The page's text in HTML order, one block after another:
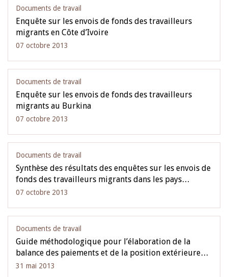
Documents de travail
Enquête sur les envois de fonds des travailleurs
migrants en Côte d’Ivoire
07 octobre 2013
Documents de travail
Enquête sur les envois de fonds des travailleurs
migrants au Burkina
07 octobre 2013
Documents de travail
Synthèse des résultats des enquêtes sur les envois de
fonds des travailleurs migrants dans les pays…
07 octobre 2013
Documents de travail
Guide méthodologique pour l’élaboration de la
balance des paiements et de la position extérieure…
31 mai 2013